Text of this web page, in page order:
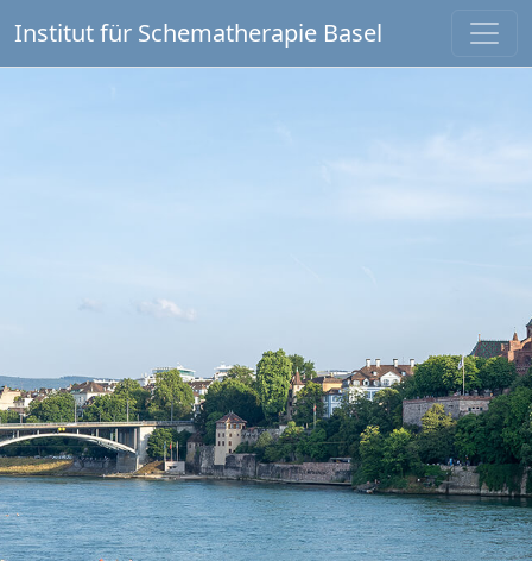
Institut für Schematherapie Basel